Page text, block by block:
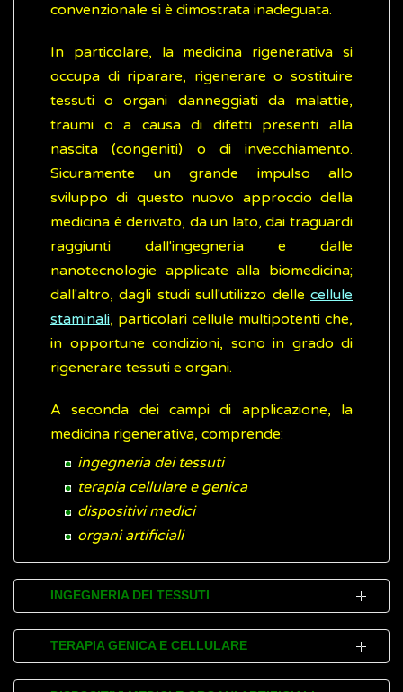
convenzionale si è dimostrata inadeguata.
In particolare, la medicina rigenerativa si
occupa di riparare, rigenerare o sostituire
tessuti o organi danneggiati da malattie,
traumi o a causa di difetti presenti alla
nascita (congeniti) o di invecchiamento.
Sicuramente un grande impulso allo
sviluppo di questo nuovo approccio della
medicina è derivato, da un lato, dai traguardi
raggiunti dall'ingegneria e dalle
nanotecnologie applicate alla biomedicina;
dall'altro, dagli studi sull'utilizzo delle cellule
staminali, particolari cellule multipotenti che,
in opportune condizioni, sono in grado di
rigenerare tessuti e organi.
A seconda dei campi di applicazione, la
medicina rigenerativa, comprende:
ingegneria dei tessuti
terapia cellulare e genica
dispositivi medici
organi artificiali
INGEGNERIA DEI TESSUTI
L'ingegneria dei tessuti fa uso di una
combinazione di cellule e materiali artificiali
TERAPIA GENICA E CELLULARE